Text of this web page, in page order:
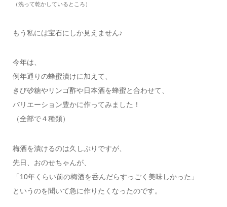
（洗って乾かしているところ）
もう私には宝石にしか見えません♪
今年は、
例年通りの蜂蜜漬けに加えて、
きび砂糖やリンゴ酢や日本酒を蜂蜜と合わせて、
バリエーション豊かに作ってみました！
（全部で４種類）
梅酒を漬けるのは久しぶりですが、
先日、おのせちゃんが、
「10年くらい前の梅酒を呑んだらすっごく美味しかった」
というのを聞いて急に作りたくなったのです。